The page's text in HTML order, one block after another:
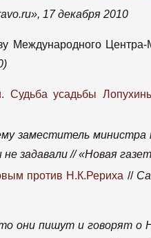
17 декабря 2010
Международного
Судьба усадьбы
заместитель
задавали // «Новая
против Н.К.Рериха //
они пишут и говорят о